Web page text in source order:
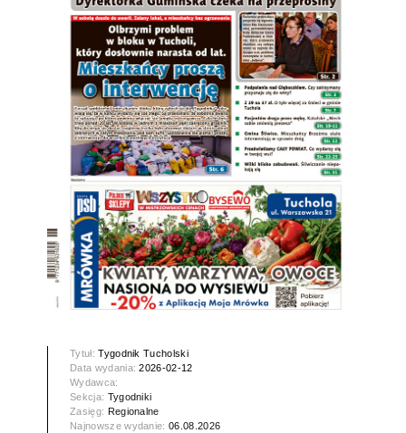
Tytuł:Tygodnik Tucholski
Data wydania:2026-02-12
Wydawca:
Sekcja: Tygodniki
Zasięg: Regionalne
Najnowsze wydanie:06.08.2026